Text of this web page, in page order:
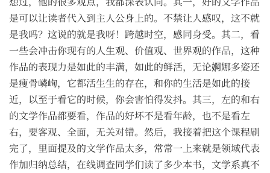
是可以让读者代入到主人公身上的。不禁让人感叹，这不就
是我吗？这说的就是我呀！跨越时空，感同身受。其二，看
一些会冲击你现有的人生观、价值观、世界观的作品，这种
作品的表现力是如此的丰满，如此的鲜活，无论婀娜多姿还
是瘦骨嶙峋，它都活生生的存在，和你的生活是如此的接
近，以至于看它的时候，你会害怕得发抖。其三，左的和右
的文学作品都要看，作品的好坏不是看年龄，也不是看左
右，要客观、全面，无关对错。然后，我接着把这个课程刷
完了，里面提及的文学作品太多，常常一上来就是领域代表
作加归纳总结，在线调查同学们读了多少本书，文学系真不